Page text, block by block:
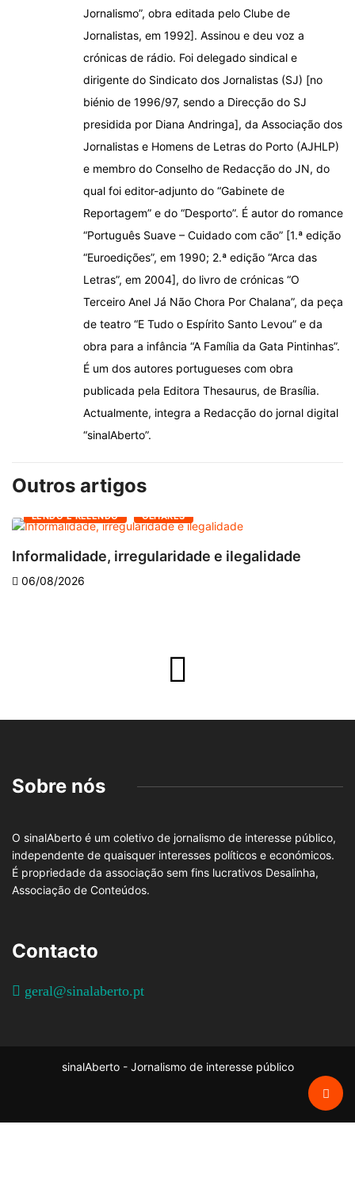
Jornalismo”, obra editada pelo Clube de
Jornalistas, em 1992]. Assinou e deu voz a
crónicas de rádio. Foi delegado sindical e
dirigente do Sindicato dos Jornalistas (SJ) [no
biénio de 1996/97, sendo a Direcção do SJ
presidida por Diana Andringa], da Associação dos
Jornalistas e Homens de Letras do Porto (AJHLP)
e membro do Conselho de Redacção do JN, do
qual foi editor-adjunto do “Gabinete de
Reportagem” e do “Desporto”. É autor do romance
“Português Suave – Cuidado com cão” [1.ª edição
“Euroedições”, em 1990; 2.ª edição “Arca das
Letras”, em 2004], do livro de crónicas “O
Terceiro Anel Já Não Chora Por Chalana”, da peça
de teatro “E Tudo o Espírito Santo Levou” e da
obra para a infância “A Família da Gata Pintinhas”.
É um dos autores portugueses com obra
publicada pela Editora Thesaurus, de Brasília.
Actualmente, integra a Redacção do jornal digital
“sinalAberto”.
Outros artigos
LENDO E RELENDO OLHARES
Informalidade, irregularidade e ilegalidade
06/08/2026
Sobre nós
O sinalAberto é um coletivo de jornalismo de interesse público,
independente de quaisquer interesses políticos e económicos.
É propriedade da associação sem fins lucrativos Desalinha,
Associação de Conteúdos.
Contacto
geral@sinalaberto.pt
sinalAberto - Jornalismo de interesse público